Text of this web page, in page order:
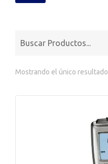
Mostrando el único resultado